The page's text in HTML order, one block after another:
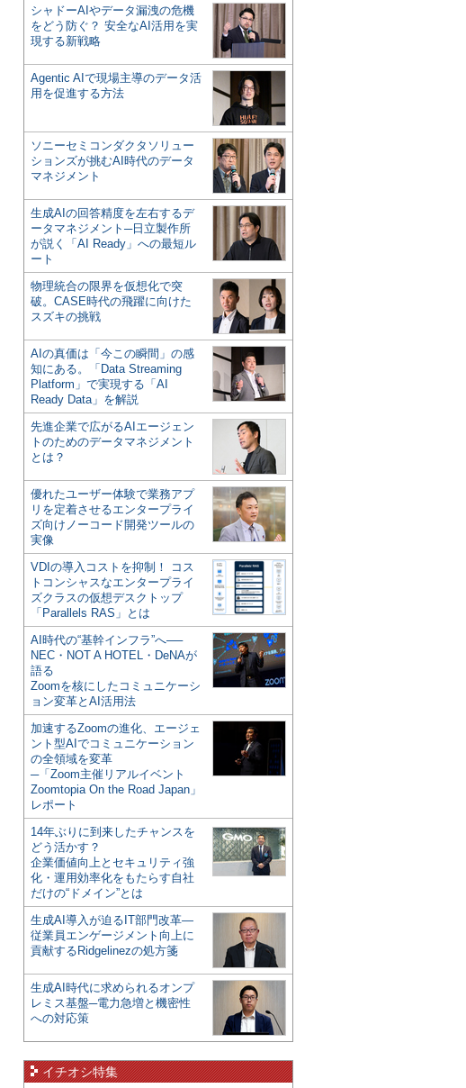
シャドーAIやデータ漏洩の危機
をどう防ぐ？ 安全なAI活用を実
現する新戦略
Agentic AIで現場主導のデータ活
用を促進する方法
ソニーセミコンダクタソリュー
ションズが挑むAI時代のデータ
マネジメント
生成AIの回答精度を左右するデ
ータマネジメント─日立製作所
が説く「AI Ready」への最短ル
ート
物理統合の限界を仮想化で突
破。CASE時代の飛躍に向けた
スズキの挑戦
AIの真価は「今この瞬間」の感
知にある。「Data Streaming
Platform」で実現する「AI
Ready Data」を解説
先進企業で広がるAIエージェン
トのためのデータマネジメント
とは？
優れたユーザー体験で業務アプ
リを定着させるエンタープライ
ズ向けノーコード開発ツールの
実像
VDIの導入コストを抑制！ コス
トコンシャスなエンタープライ
ズクラスの仮想デスクトップ
「Parallels RAS」とは
AI時代の“基幹インフラ”へ──
NEC・NOT A HOTEL・DeNAが
語る
Zoomを核にしたコミュニケーシ
ョン変革とAI活用法
加速するZoomの進化、エージェ
ント型AIでコミュニケーション
の全領域を変革
─「Zoom主催リアルイベント
Zoomtopia On the Road Japan」
レポート
14年ぶりに到来したチャンスを
どう活かす？
企業価値向上とセキュリティ強
化・運用効率化をもたらす自社
だけの“ドメイン”とは
生成AI導入が迫るIT部門改革―
従業員エンゲージメント向上に
貢献するRidgelinezの処方箋
生成AI時代に求められるオンプ
レミス基盤─電力急増と機密性
への対応策
イチオシ特集